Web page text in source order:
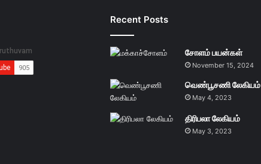
Recent Posts
சோளம் பயன்கள்
November 15, 2024
வெண்பூசணி லேகியம்
May 4, 2023
திரிபலா லேகியம்
May 3, 2023